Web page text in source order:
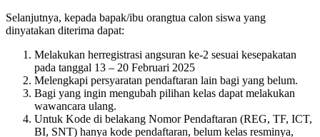
Selanjutnya, kepada bapak/ibu orangtua calon siswa yang
dinyatakan diterima dapat:
Melakukan herregistrasi angsuran ke-2 sesuai kesepakatan
pada tanggal 13 – 20 Februari 2025
Melengkapi persyaratan pendaftaran lain bagi yang belum.
Bagi yang ingin mengubah pilihan kelas dapat melakukan
wawancara ulang.
Untuk Kode di belakang Nomor Pendaftaran (REG, TF, ICT,
BI, SNT) hanya kode pendaftaran, belum kelas resminya,